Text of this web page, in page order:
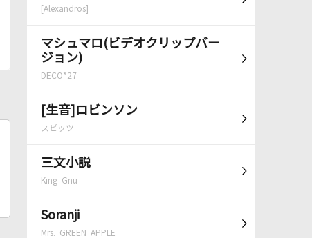
[Alexandros]
マシュマロ(ビデオクリップバー
ジョン)
DECO*27
[生音]ロビンソン
スピッツ
三文小説
King Gnu
Soranji
Mrs. GREEN APPLE